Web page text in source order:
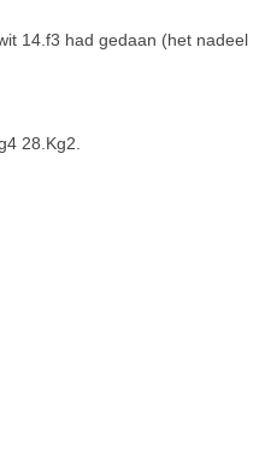
14.f3 had gedaan (het nadeel
28.Kg2.